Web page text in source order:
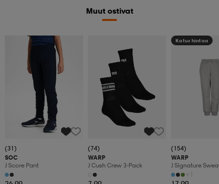
Muut ostivat
(31)
SOC
J Score Pant
(74)
WARP
J Cush Crew 3-Pack
Katso hintaa
(154)
WARP
J Signature
+1